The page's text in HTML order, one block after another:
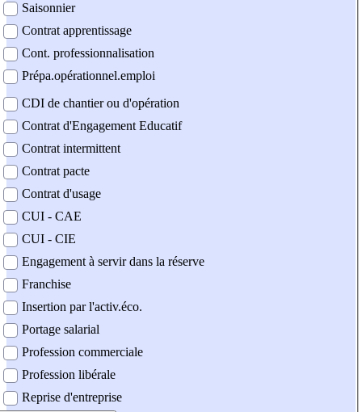
Saisonnier
Contrat apprentissage
Cont. professionnalisation
Prépa.opérationnel.emploi
CDI de chantier ou d'opération
Contrat d'Engagement Educatif
Contrat intermittent
Contrat pacte
Contrat d'usage
CUI - CAE
CUI - CIE
Engagement à servir dans la réserve
Franchise
Insertion par l'activ.éco.
Portage salarial
Profession commerciale
Profession libérale
Reprise d'entreprise